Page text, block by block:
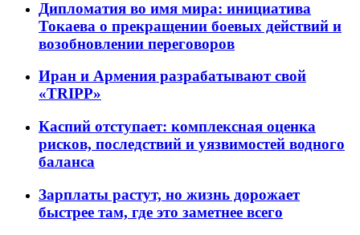
Дипломатия во имя мира: инициатива
Токаева о прекращении боевых действий и
возобновлении переговоров
Иран и Армения разрабатывают свой
«TRIPP»
Каспий отступает: комплексная оценка
рисков, последствий и уязвимостей водного
баланса
Зарплаты растут, но жизнь дорожает
быстрее там, где это заметнее всего